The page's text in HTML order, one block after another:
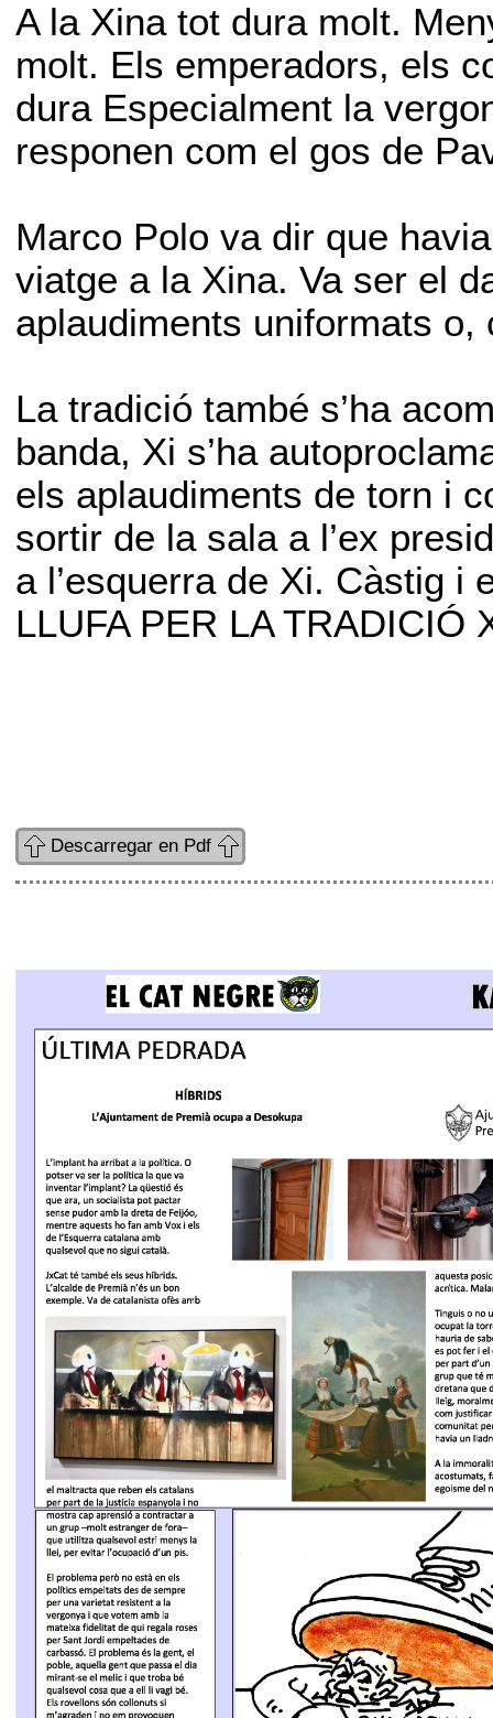
A la Xina tot dura molt.
molt. Els emperadors, els
dura Especialment la
responen com el gos de
Marco Polo va dir que
viatge a la Xina. Va ser el
aplaudiments uniformats
La tradició també s’ha
banda, Xi s’ha
els aplaudiments de torn i
sortir de la sala a l’ex
a l’esquerra de Xi. Càstig i
LLUFA PER LA TRADICIÓ
Descarregar en Pdf